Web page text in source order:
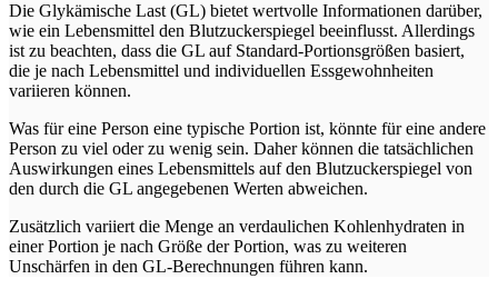
Die Glykämische Last (GL) bietet wertvolle Informationen darüber,
wie ein Lebensmittel den Blutzuckerspiegel beeinflusst. Allerdings
ist zu beachten, dass die GL auf Standard-Portionsgrößen basiert,
die je nach Lebensmittel und individuellen Essgewohnheiten
variieren können.
Was für eine Person eine typische Portion ist, könnte für eine andere
Person zu viel oder zu wenig sein. Daher können die tatsächlichen
Auswirkungen eines Lebensmittels auf den Blutzuckerspiegel von
den durch die GL angegebenen Werten abweichen.
Zusätzlich variiert die Menge an verdaulichen Kohlenhydraten in
einer Portion je nach Größe der Portion, was zu weiteren
Unschärfen in den GL-Berechnungen führen kann.